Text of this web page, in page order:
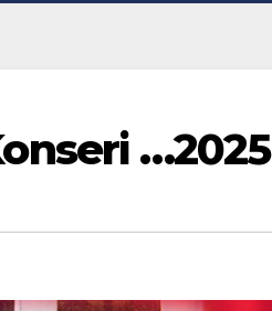
…2025